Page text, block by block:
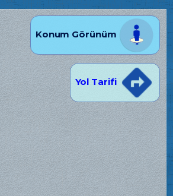
Konum Görünüm
Yol Tarifi